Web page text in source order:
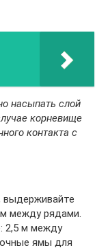
насыпать слой
корневище
контакта с
выдерживайте
между рядами.
2,5 м между
ямы для